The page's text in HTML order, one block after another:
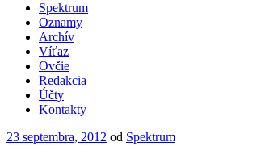
Spektrum
Oznamy
Archív
Víťaz
Ovčie
Redakcia
Účty
Kontakty
Publikované
23 septembra, 2012 od Spektrum